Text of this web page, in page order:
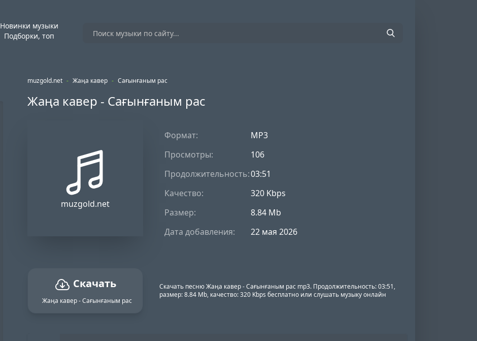
Новинки музыки
Подборки, топ
muzgold.net - Жаңа кавер - Сағынғаным рас
Жаңа кавер - Сағынғаным рас
muzgold.net
Формат:
MP3
Просмотры:
106
Продолжительность:03:51
Качество:
320 Kbps
Размер:
8.84 Mb
Дата добавления:
22 мая 2026
Скачать
Жаңа кавер - Сағынғаным рас
Скачать песню Жаңа кавер - Сағынғаным рас mp3. Продолжительность: 03:51,
размер: 8.84 Mb, качество: 320 Kbps бесплатно или слушать музыку онлайн